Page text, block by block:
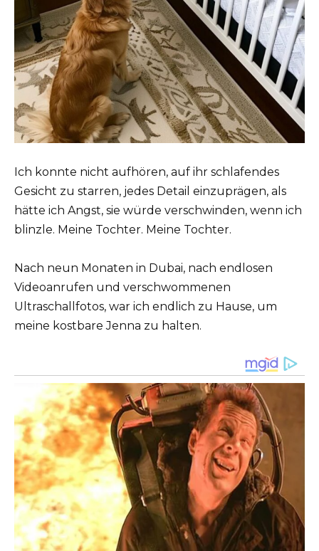
Ich konnte nicht aufhören, auf ihr schlafendes
Gesicht zu starren, jedes Detail einzuprägen, als
hätte ich Angst, sie würde verschwinden, wenn ich
blinzle. Meine Tochter. Meine Tochter.
Nach neun Monaten in Dubai, nach endlosen
Videoanrufen und verschwommenen
Ultraschallfotos, war ich endlich zu Hause, um
meine kostbare Jenna zu halten.